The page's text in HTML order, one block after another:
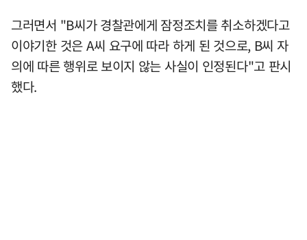
그러면서 "B씨가 경찰관에게 잠정조치를 취소하겠다고
이야기한 것은 A씨 요구에 따라 하게 된 것으로, B씨 자
의에 따른 행위로 보이지 않는 사실이 인정된다"고 판시
했다.